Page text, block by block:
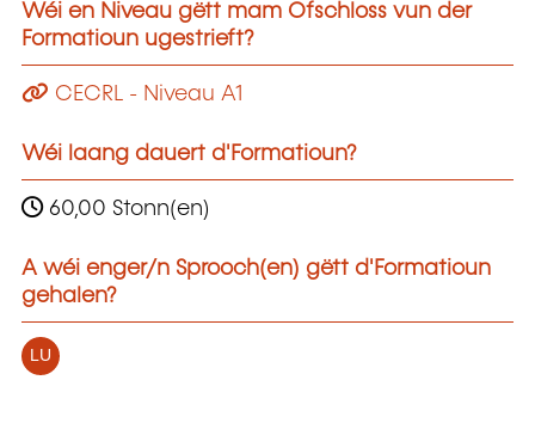
Wéi en Niveau gëtt mam Ofschloss vun der
Formatioun ugestrieft?
CECRL - Niveau A1
Wéi laang dauert d'Formatioun?
60,00 Stonn(en)
A wéi enger/n Sprooch(en) gëtt d'Formatioun
gehalen?
LU